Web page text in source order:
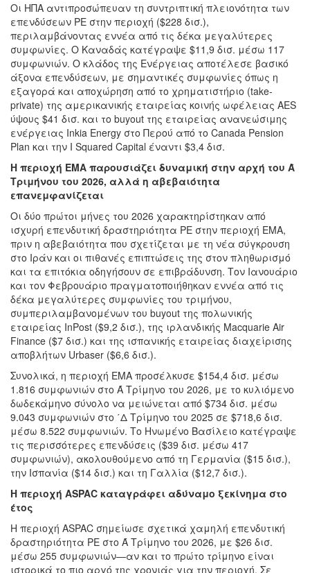
Οι ΗΠΑ αντιπροσώπευαν τη συντριπτική πλειονότητα των
επενδύσεων PE στην περιοχή ($228 δισ.),
περιλαμβάνοντας εννέα από τις δέκα μεγαλύτερες
συμφωνίες. Ο Καναδάς κατέγραψε $11,9 δισ. μέσω 117
συμφωνιών. Ο κλάδος της Ενέργειας αποτέλεσε βασικό
άξονα επενδύσεων, με σημαντικές συμφωνίες όπως η
εξαγορά και αποχώρηση από το χρηματιστήριο (take-
private) της αμερικανικής εταιρείας κοινής ωφέλειας AES
ύψους $41 δισ. και το buyout της εταιρείας ανανεώσιμης
ενέργειας Inkia Energy στο Περού από το Canada Pension
Plan και την I Squared Capital έναντι $3,4 δισ.
Η περιοχή EMA παρουσιάζει δυναμική στην αρχή του Ά
Τριμήνου του 2026, αλλά η αβεβαιότητα
επανεμφανίζεται
Οι δύο πρώτοι μήνες του 2026 χαρακτηρίστηκαν από
ισχυρή επενδυτική δραστηριότητα PE στην περιοχή EMA,
πριν η αβεβαιότητα που σχετίζεται με τη νέα σύγκρουση
στο Ιράν και οι πιθανές επιπτώσεις της στον πληθωρισμό
και τα επιτόκια οδηγήσουν σε επιβράδυνση. Τον Ιανουάριο
και τον Φεβρουάριο πραγματοποιήθηκαν εννέα από τις
δέκα μεγαλύτερες συμφωνίες του τριμήνου,
συμπεριλαμβανομένων του buyout της πολωνικής
εταιρείας InPost ($9,2 δισ.), της ιρλανδικής Macquarie Air
Finance ($7 δισ.) και της ισπανικής εταιρείας διαχείρισης
αποβλήτων Urbaser ($6,6 δισ.).
Συνολικά, η περιοχή EMA προσέλκυσε $154,4 δισ. μέσω
1.816 συμφωνιών στο Ά Τρίμηνο του 2026, με το κυλιόμενο
δωδεκάμηνο σύνολο να μειώνεται από $734 δισ. μέσω
9.043 συμφωνιών στο ΄Δ Τρίμηνο του 2025 σε $718,6 δισ.
μέσω 8.522 συμφωνιών. Το Ηνωμένο Βασίλειο κατέγραψε
τις περισσότερες επενδύσεις ($39 δισ. μέσω 417
συμφωνιών), ακολουθούμενο από τη Γερμανία ($15 δισ.),
την Ισπανία ($14 δισ.) και τη Γαλλία ($12,7 δισ.).
Η περιοχή ASPAC καταγράφει αδύναμο ξεκίνημα στο
έτος
Η περιοχή ASPAC σημείωσε σχετικά χαμηλή επενδυτική
δραστηριότητα PE στο Ά Τρίμηνο του 2026, με $26 δισ.
μέσω 255 συμφωνιών—αν και το πρώτο τρίμηνο είναι
ιστορικά το πιο αργό της χρονιάς για την περιοχή. Σε